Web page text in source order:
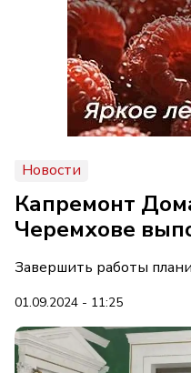
Новости
Капремонт
Черемхове
Завершить работы
01.09.2024 - 11:25